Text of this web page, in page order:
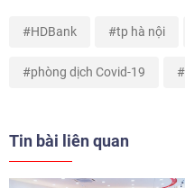
HDBank tp hà nội
phòng dịch Covid-19
Tin bài liên quan